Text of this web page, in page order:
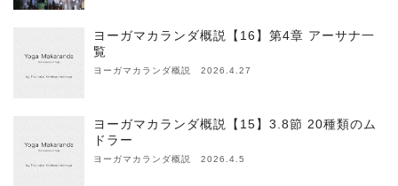
ヨーガマカランダ概説【16】第4章 アーサナ一
覧
ヨーガマカランダ概説 2026.4.27
ヨーガマカランダ概説【15】3.8節 20種類のム
ドラー
ヨーガマカランダ概説 2026.4.5